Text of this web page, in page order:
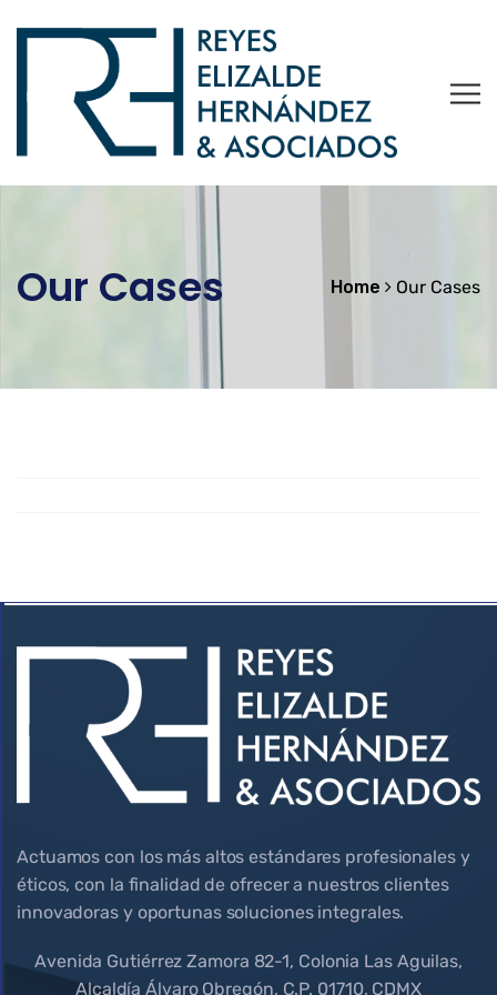
Our Cases Home Our Cases
Actuamos con los más altos estándares profesionales y
éticos, con la finalidad de ofrecer a nuestros clientes
innovadoras y oportunas soluciones integrales.
Avenida Gutiérrez Zamora 82-1, Colonia Las Aguilas,
Alcaldía Álvaro Obregón, C.P. 01710, CDMX